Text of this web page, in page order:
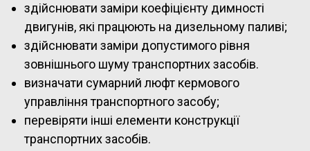
здійснювати заміри коефіцієнту димності
двигунів, які працюють на дизельному паливі;
здійснювати заміри допустимого рівня
зовнішнього шуму транспортних засобів.
визначати сумарний люфт кермового
управління транспортного засобу;
перевіряти інші елементи конструкції
транспортних засобів.